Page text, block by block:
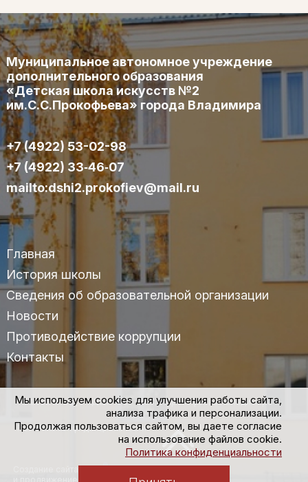
Мы используем cookies для улучшения работы сайта,
анализа трафика и персонализации.
Продолжая пользоваться сайтом, вы даете согласие
на использование файлов cookie.
Политика конфиденциальности
Муниципальное автономное учреждение
дополнительного образования
«Детская школа искусств №2
им.С.С.Прокофьева» города Владимира
+7 (4922) 53-02-98
+7 (4922) 33‑46‑07
mailto:dshi2.prokofiev@mail.ru
Главная
История школы
Сведения об образовательной организации
Новости
Противодействие коррупции
Контакты
© 2025 МАУДО «ДШИ №2» им.С.С.Прокофьева г.Владимира
Политика конфиденциальности